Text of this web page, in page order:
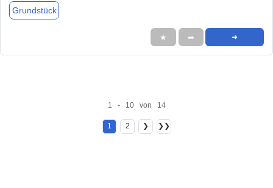
Grundstück
★ ➦ ➜
1 - 10 von 14
1 2 ❯ ❯❯